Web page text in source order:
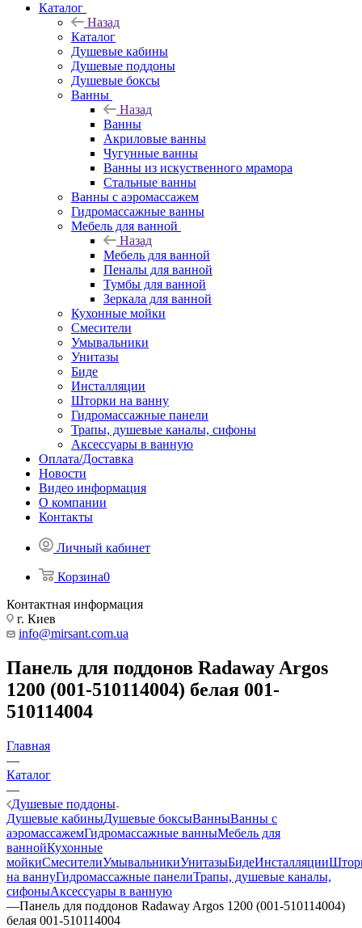
Каталог
Назад
Каталог
Душевые кабины
Душевые поддоны
Душевые боксы
Ванны
Назад
Ванны
Акриловые ванны
Чугунные ванны
Ванны из искуственного мрамора
Стальные ванны
Ванны с аэромассажем
Гидромассажные ванны
Мебель для ванной
Назад
Мебель для ванной
Пеналы для ванной
Тумбы для ванной
Зеркала для ванной
Кухонные мойки
Смесители
Умывальники
Унитазы
Биде
Инсталляции
Шторки на ванну
Гидромассажные панели
Трапы, душевые каналы, сифоны
Аксессуары в ванную
Оплата/Доставка
Новости
Видео информация
О компании
Контакты
Личный кабинет
Корзина0
Контактная информация
г. Киев
info@mirsant.com.ua
Панель для поддонов Radaway Argos
1200 (001-510114004) белая 001-
510114004
Главная
—
Каталог
—
Душевые поддоны
Душевые кабиныДушевые боксыВанныВанны с
аэромассажемГидромассажные ванныМебель для
ваннойКухонные
мойкиСмесителиУмывальникиУнитазыБидеИнсталляции
на ваннуГидромассажные панелиТрапы, душевые каналы,
сифоныАксессуары в ванную
—Панель для поддонов Radaway Argos 1200 (001-510114004)
белая 001-510114004